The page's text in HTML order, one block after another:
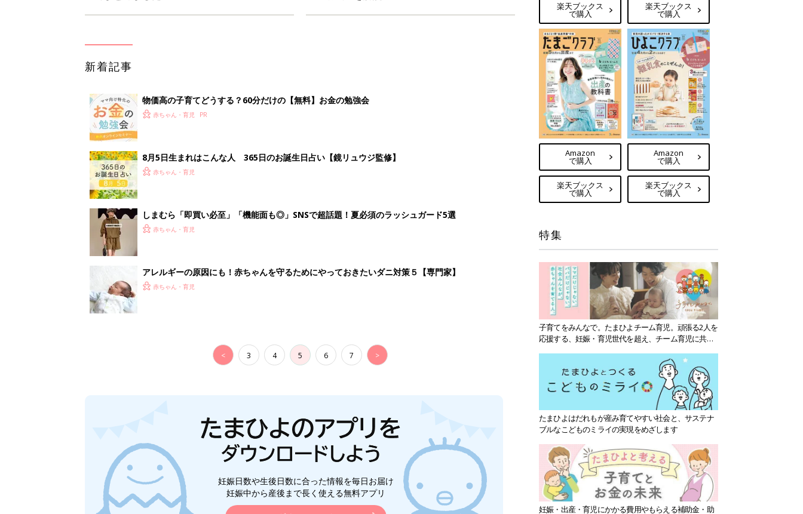
しまむら「即買い必至」「機能面も◎」SNSで超話題！夏必須のラッシュガード5選
< 3 4 5 6 7 >
楽天ブックス
で購入
楽天ブックス
で購入
Amazon
で購入
楽天ブックス
で購入
Amazon
で購入
楽天ブックス
で購入
特集
子育てをみんなで。たまひよチーム育児。頑張る2人を
応援する、妊娠・育児世代を超え、チーム育児に共感
たまひよはだれもが産み育てやすい社会と、サステナ
ブルなこどものミライの実現をめざします
妊娠・出産・育児にかかる費用やもらえる補助金・助